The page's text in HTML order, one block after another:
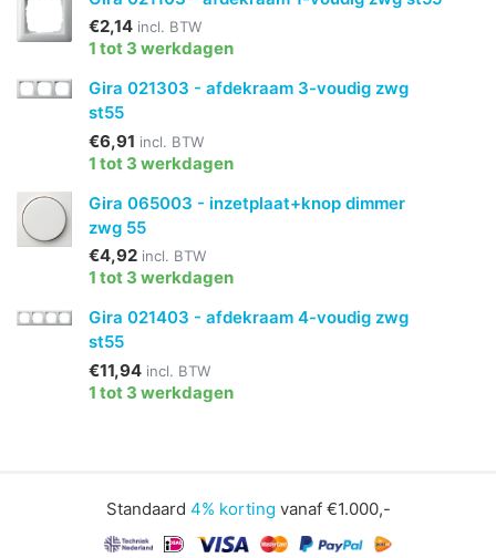
€2,14 incl. BTW
1 tot 3 werkdagen
Gira 021303 - afdekraam 3-voudig zwg
st55
€6,91 incl. BTW
1 tot 3 werkdagen
Gira 065003 - inzetplaat+knop dimmer
zwg 55
€4,92 incl. BTW
1 tot 3 werkdagen
Gira 021403 - afdekraam 4-voudig zwg
st55
€11,94 incl. BTW
1 tot 3 werkdagen
Standaard 4% korting vanaf €1.000,-